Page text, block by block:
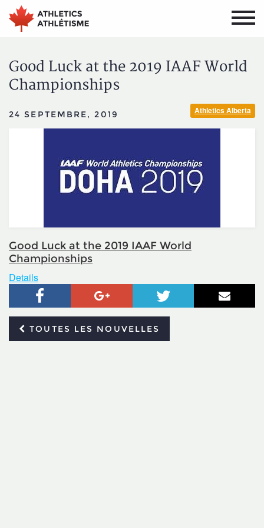
Aller
au
menu
Aller
au
contenu
Good Luck at the 2019 IAAF World
Championships
Athletics Alberta
24 SEPTEMBRE, 2019
Good Luck at the 2019 IAAF World
Championships
Details
Facebook Google+ Twitter
TOUTES LES NOUVELLES